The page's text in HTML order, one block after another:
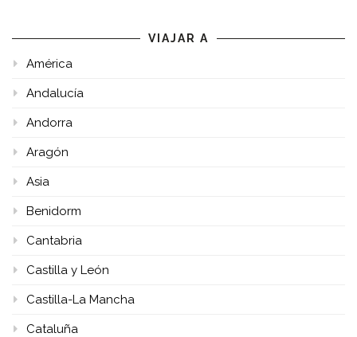
VIAJAR A
América
Andalucía
Andorra
Aragón
Asia
Benidorm
Cantabria
Castilla y León
Castilla-La Mancha
Cataluña